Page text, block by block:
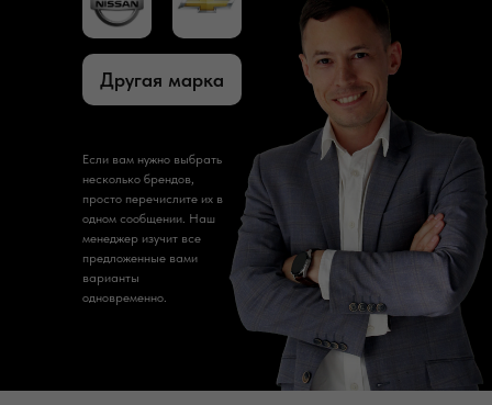
Другая марка
Если вам нужно выбрать
несколько брендов,
просто перечислите их в
одном сообщении. Наш
менеджер изучит все
предложенные вами
варианты
одновременно.